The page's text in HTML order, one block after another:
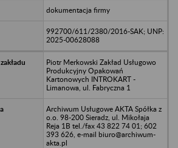
dokumentacja firmy
992700/611/2380/2016-SAK; UNP:
2025-00628088
Piotr Merkowski Zakład Usługowo
Produkcyjny Opakowań
Kartonowych INTROKART -
Limanowa, ul. Fabryczna 1
Archiwum Usługowe AKTA Spółka z
o.o. 98-200 Sieradz, ul. Mikołaja
Reja 1B tel./fax 43 822 74 01; 602
393 626, e-mail biuro@archiwum-
akta.pl